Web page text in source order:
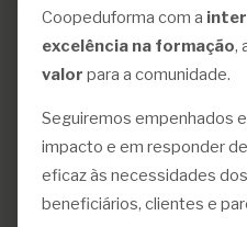
Coopeduforma com a
excelência na formação,
valor para a comunidade.
Seguiremos empenhados
impacto e em responder
eficaz às necessidades
beneficiários, clientes e